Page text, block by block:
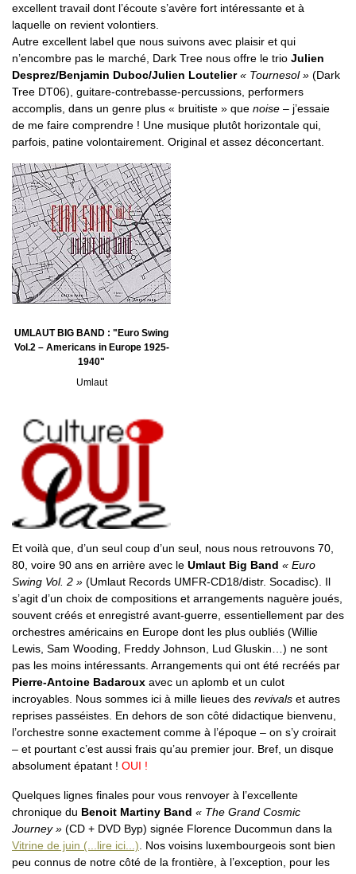
excellent travail dont l’écoute s’avère fort intéressante et à
laquelle on revient volontiers.
Autre excellent label que nous suivons avec plaisir et qui
n’encombre pas le marché, Dark Tree nous offre le trio Julien
Desprez/Benjamin Duboc/Julien Loutelier « Tournesol » (Dark
Tree DT06), guitare-contrebasse-percussions, performers
accomplis, dans un genre plus « bruitiste » que noise – j’essaie
de me faire comprendre ! Une musique plutôt horizontale qui,
parfois, patine volontairement. Original et assez déconcertant.
UMLAUT BIG BAND : "Euro Swing
Vol.2 – Americans in Europe 1925-
1940"
Umlaut
Et voilà que, d’un seul coup d’un seul, nous nous retrouvons 70,
80, voire 90 ans en arrière avec le Umlaut Big Band « Euro
Swing Vol. 2 » (Umlaut Records UMFR-CD18/distr. Socadisc). Il
s’agit d’un choix de compositions et arrangements naguère joués,
souvent créés et enregistré avant-guerre, essentiellement par des
orchestres américains en Europe dont les plus oubliés (Willie
Lewis, Sam Wooding, Freddy Johnson, Lud Gluskin…) ne sont
pas les moins intéressants. Arrangements qui ont été recréés par
Pierre-Antoine Badaroux avec un aplomb et un culot
incroyables. Nous sommes ici à mille lieues des revivals et autres
reprises passéistes. En dehors de son côté didactique bienvenu,
l’orchestre sonne exactement comme à l’époque – on s’y croirait
– et pourtant c’est aussi frais qu’au premier jour. Bref, un disque
absolument épatant ! OUI !
Quelques lignes finales pour vous renvoyer à l’excellente
chronique du Benoit Martiny Band « The Grand Cosmic
Journey » (CD + DVD Byp) signée Florence Ducommun dans la
Vitrine de juin (...lire ici...) . Nos voisins luxembourgeois sont bien
peu connus de notre côté de la frontière, à l’exception, pour les